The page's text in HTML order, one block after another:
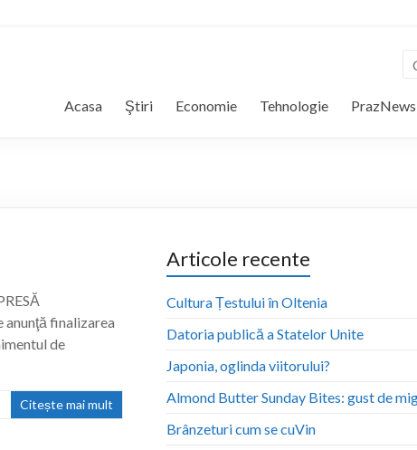
Acasa Ştiri Economie Tehnologie PrazNews
finalizarea
de
Citește mai mult
Articole recente
Cultura Țestului în Oltenia
Datoria publică a Statelor Unite
Japonia, oglinda viitorului?
Almond Butter Sunday Bites: gust de
Brânzeturi cum se cuVin